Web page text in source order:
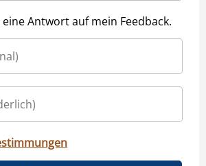
Antwort auf mein Feedback.